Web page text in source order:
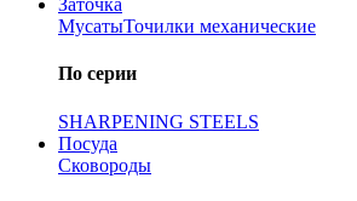
Заточка
МусатыТочилки механические
По серии
SHARPENING STEELS
Посуда
Сковороды